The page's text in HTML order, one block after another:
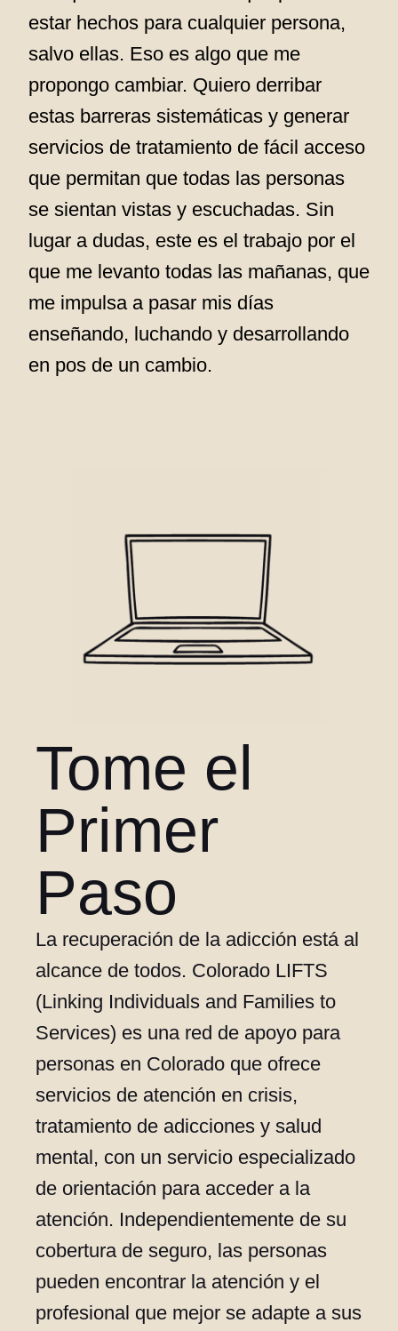
estar hechos para cualquier persona,
salvo ellas. Eso es algo que me
propongo cambiar. Quiero derribar
estas barreras sistemáticas y generar
servicios de tratamiento de fácil acceso
que permitan que todas las personas
se sientan vistas y escuchadas. Sin
lugar a dudas, este es el trabajo por el
que me levanto todas las mañanas, que
me impulsa a pasar mis días
enseñando, luchando y desarrollando
en pos de un cambio.
Tome el
Primer
Paso
La recuperación de la adicción está al
alcance de todos. Colorado LIFTS
(Linking Individuals and Families to
Services) es una red de apoyo para
personas en Colorado que ofrece
servicios de atención en crisis,
tratamiento de adicciones y salud
mental, con un servicio especializado
de orientación para acceder a la
atención. Independientemente de su
cobertura de seguro, las personas
pueden encontrar la atención y el
profesional que mejor se adapte a sus